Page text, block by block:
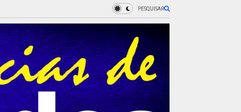
PESQUISAR